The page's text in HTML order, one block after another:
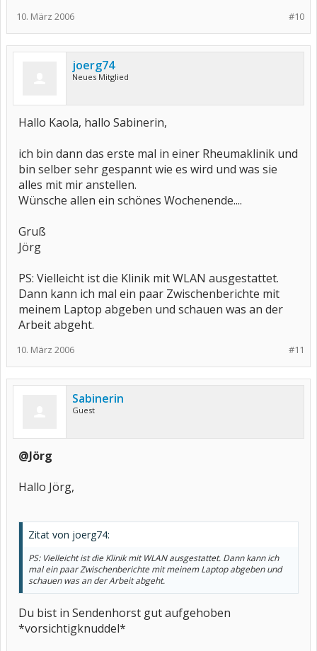
#10
10. März 2006
joerg74
Neues Mitglied
Hallo Kaola, hallo Sabinerin,
ich bin dann das erste mal in einer Rheumaklinik und
bin selber sehr gespannt wie es wird und was sie
alles mit mir anstellen.
Wünsche allen ein schönes Wochenende....
Gruß
Jörg
PS: Vielleicht ist die Klinik mit WLAN ausgestattet.
Dann kann ich mal ein paar Zwischenberichte mit
meinem Laptop abgeben und schauen was an der
Arbeit abgeht.
#11
10. März 2006
Sabinerin
Guest
@Jörg
Hallo Jörg,
Zitat von joerg74:
PS: Vielleicht ist die Klinik mit WLAN ausgestattet. Dann kann ich
mal ein paar Zwischenberichte mit meinem Laptop abgeben und
schauen was an der Arbeit abgeht.
Du bist in Sendenhorst gut aufgehoben
*vorsichtigknuddel*